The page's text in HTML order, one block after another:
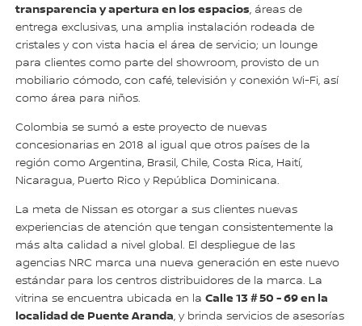
transparencia y apertura en los espacios, áreas de
entrega exclusivas, una amplia instalación rodeada de
cristales y con vista hacia el área de servicio; un lounge
para clientes como parte del showroom, provisto de un
mobiliario cómodo, con café, televisión y conexión Wi-Fi, así
como área para niños.
Colombia se sumó a este proyecto de nuevas
concesionarias en 2018 al igual que otros países de la
región como Argentina, Brasil, Chile, Costa Rica, Haití,
Nicaragua, Puerto Rico y República Dominicana.
La meta de Nissan es otorgar a sus clientes nuevas
experiencias de atención que tengan consistentemente la
más alta calidad a nivel global. El despliegue de las
agencias NRC marca una nueva generación en este nuevo
estándar para los centros distribuidores de la marca. La
vitrina se encuentra ubicada en laCalle 13 # 50 - 69 en la
localidad de Puente Aranda, y brinda servicios de asesorías